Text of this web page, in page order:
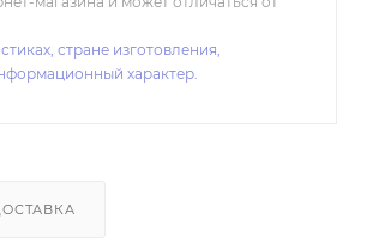
стране изготовления,
характер.